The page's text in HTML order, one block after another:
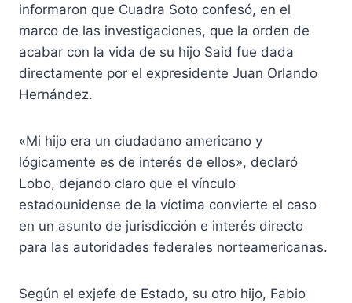
informaron que Cuadra Soto confesó, en el
marco de las investigaciones, que la orden de
acabar con la vida de su hijo Said fue dada
directamente por el expresidente Juan Orlando
Hernández.
«Mi hijo era un ciudadano americano y
lógicamente es de interés de ellos», declaró
Lobo, dejando claro que el vínculo
estadounidense de la víctima convierte el caso
en un asunto de jurisdicción e interés directo
para las autoridades federales norteamericanas.
Según el exjefe de Estado, su otro hijo, Fabio